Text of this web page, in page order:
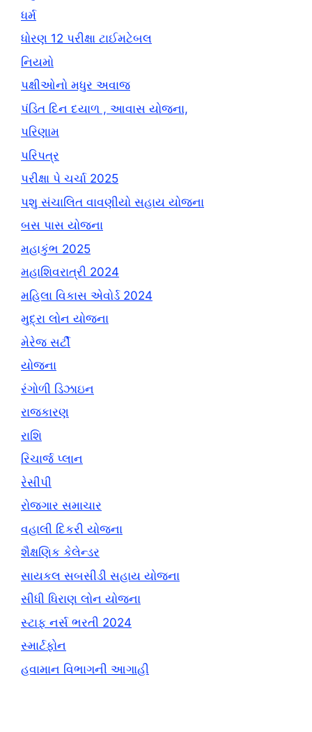
ધર્મ
ધોરણ 12 પરીક્ષા ટાઈમટેબલ
નિયમો
પક્ષીઓનો મધુર અવાજ
પંડિત દિન દયાળ , આવાસ યોજના,
પરિણામ
પરિપત્ર
પરીક્ષા પે ચર્ચા 2025
પશુ સંચાલિત વાવણીયો સહાય યોજના
બસ પાસ યોજના
મહાકુંભ 2025
મહાશિવરાત્રી 2024
મહિલા વિકાસ એવોર્ડ 2024
મુદ્રા લોન યોજના
મેરેજ સર્ટી
યોજના
રંગોળી ડિઝાઇન
રાજકારણ
રાશિ
રિચાર્જ પ્લાન
રેસીપી
રોજગાર સમાચાર
વહાલી દિકરી યોજના
શૈક્ષણિક કેલેન્ડર
સાયકલ સબસીડી સહાય યોજના
સીધી ધિરાણ લોન યોજના
સ્ટાફ નર્સ ભરતી 2024
સ્માર્ટફોન
હવામાન વિભાગની આગાહી